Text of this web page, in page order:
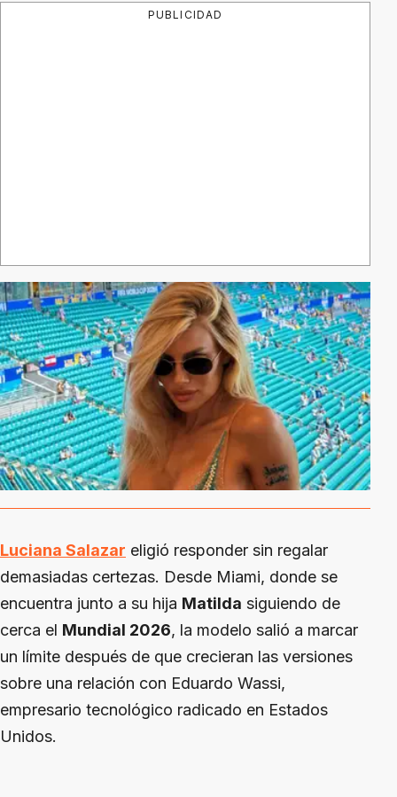
PUBLICIDAD
Luciana Salazar eligió responder sin regalar
demasiadas certezas. Desde Miami, donde se
encuentra junto a su hija Matilda siguiendo de
cerca el Mundial 2026, la modelo salió a marcar
un límite después de que crecieran las versiones
sobre una relación con Eduardo Wassi,
empresario tecnológico radicado en Estados
Unidos.